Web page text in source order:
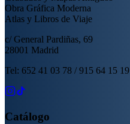
Obra Gráfica Moderna
Atlas y Libros de Viaje
c/ General Pardiñas, 69
28001 Madrid
Tel: 652 41 03 78 / 915 64 15 19
Catálogo